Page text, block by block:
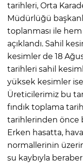
tarihleri, Orta
Müdürlüğü
toplanması ile
açıklandı. Sahil
kesimler de 18
tarihleri sahil
yüksek kesimler ise
Üreticilerimiz bu
fındık toplama
tarihlerinden önce
Erken hasatta,
normallerinin
su kaybıyla